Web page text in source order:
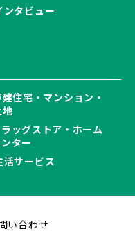
ンタビュー
住宅・マンション・
地
ラッグストア・ホーム
ター
活サービス
い合わせ